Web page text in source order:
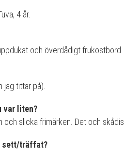
4 år.
och överdådigt frukostbord.
jag tittar på).
var liten?
slicka frimärken. Det och skådis.
sett/träffat?